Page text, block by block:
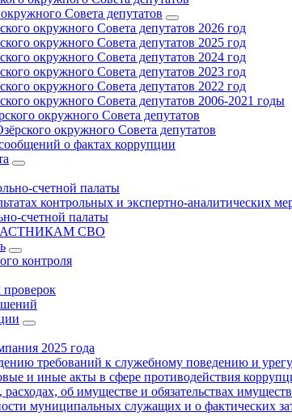
Совета депутатов
окружного Совета депутатов 2026 год
окружного Совета депутатов 2025 год
окружного Совета депутатов 2024 год
окружного Совета депутатов 2023 год
окружного Совета депутатов 2022 год
окружного Совета депутатов 2006-2021 годы
окружного Совета депутатов
окружного Совета депутатов
о фактах коррупции
счетной палаты
контрольных и экспертно-аналитических
счетной палаты
СВО
контроля
проверок
2025 года
требований к служебному поведению и
и иные акты в сфере противодействия
об имуществе и обязательствах
муниципальных служащих и о фактических